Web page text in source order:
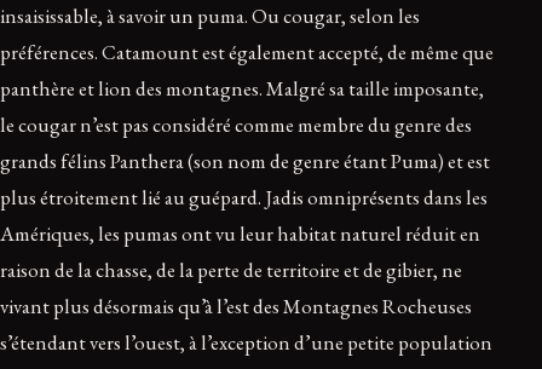
insaisissable, à savoir un puma. Ou cougar, selon les
préférences. Catamount est également accepté, de même que
panthère et lion des montagnes. Malgré sa taille imposante,
le cougar n’est pas considéré comme membre du genre des
grands félins Panthera (son nom de genre étant Puma) et est
plus étroitement lié au guépard. Jadis omniprésents dans les
Amériques, les pumas ont vu leur habitat naturel réduit en
raison de la chasse, de la perte de territoire et de gibier, ne
vivant plus désormais qu’à l’est des Montagnes Rocheuses
s’étendant vers l’ouest, à l’exception d’une petite population